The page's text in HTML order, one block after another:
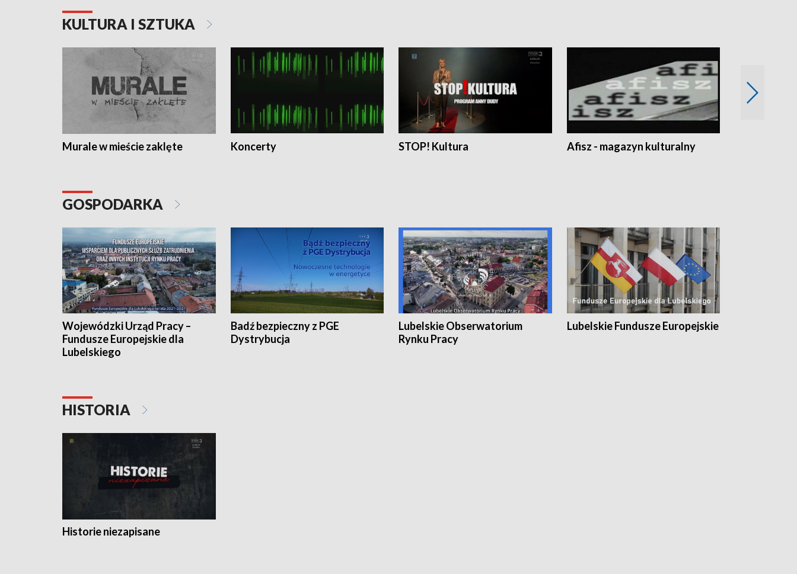
KULTURA I SZTUKA
Murale w mieście zaklęte Koncerty STOP! Kultura Afisz - magazyn kulturalny
GOSPODARKA
Wojewódzki Urząd Pracy –
Fundusze Europejskie dla
Lubelskiego
Badź bezpieczny z PGE
Dystrybucja
Lubelskie Obserwatorium
Rynku Pracy
Lubelskie Fundusze Europejskie
HISTORIA
Historie niezapisane